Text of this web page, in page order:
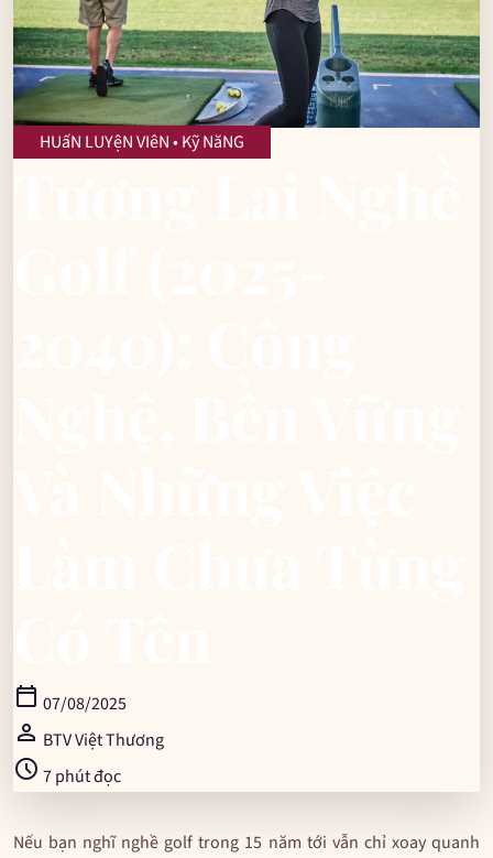
HUấN LUYệN VIêN • Kỹ NăNG
calendar_today 07/08/2025
person BTV Việt Thương
schedule 7 phút đọc
Nếu bạn nghĩ nghề golf trong 15 năm tới vẫn chỉ xoay quanh